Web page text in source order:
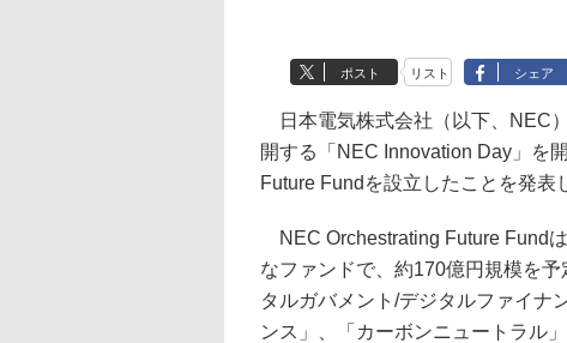
ポスト リスト シェア
日本電気株式会社（以下、NEC
開する「NEC Innovation Day」を
Future Fundを設立したことを発表
NEC Orchestrating Future Fund
なファンドで、約170億円規模を
タルガバメント/デジタルファイナ
ンス」、「カーボンニュートラル